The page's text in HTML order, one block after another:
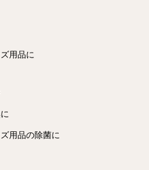
用品に
用品の除菌に